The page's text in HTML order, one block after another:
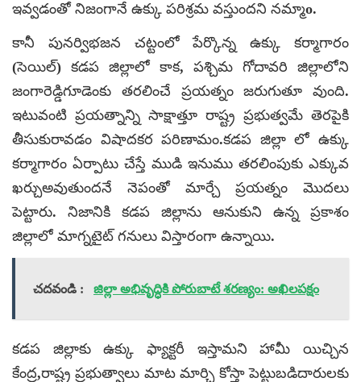
ఇవ్వడంతో నిజంగానే ఉక్కు పరిశ్రమ వస్తుందని నమ్మాo.
కానీ పునర్విభజన చట్టంలో పేర్కొన్న ఉక్కు కర్మాగారం
(సెయిల్) కడప జిల్లాలో కాక, పశ్చిమ గోదావరి జిల్లాలోని
జంగారెడ్డిగూడెంకు తరలించే ప్రయత్నం జరుగుతూ వుంది.
ఇటువంటి ప్రయత్నాన్ని సాక్షాత్తూ రాష్ట్ర ప్రభుత్వమే తెరపైకి
తీసుకురావడం విషాదకర పరిణామం.కడప జిల్లా లో ఉక్కు
కర్మాగారం ఏర్పాటు చేస్తే ముడి ఇనుము తరలింపుకు ఎక్కువ
ఖర్చుఅవుతుందనే నెపంతో మార్చే ప్రయత్నం మొదలు
పెట్టారు. నిజానికి కడప జిల్లాను ఆనుకుని ఉన్న ప్రకాశం
జిల్లాలో మాగ్నటైట్ గనులు విస్తారంగా ఉన్నాయి.
చదవండి : జిల్లా అభివృద్ధికి పోరుబాటే శరణ్యం: అఖిలపక్షం
కడప జిల్లాకు ఉక్కు ఫ్యాక్టరీ ఇస్తామని హామీ యిచ్చిన
కేంద్ర,రాష్ట్ర ప్రభుత్వాలు మాట మార్చి కోస్తా పెట్టుబడిదారులకు